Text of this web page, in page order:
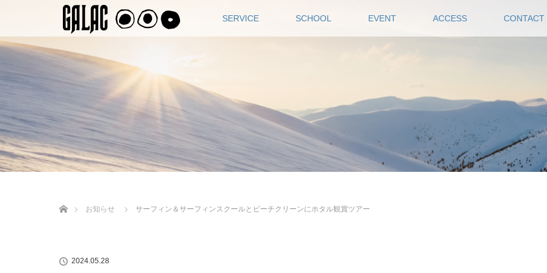
SERVICE SCHOOL EVENT ACCESS CONTACT
お知らせ
サーフィン＆サーフィンスクールとビーチクリーンにホタル観賞ツアー
2024.05.28